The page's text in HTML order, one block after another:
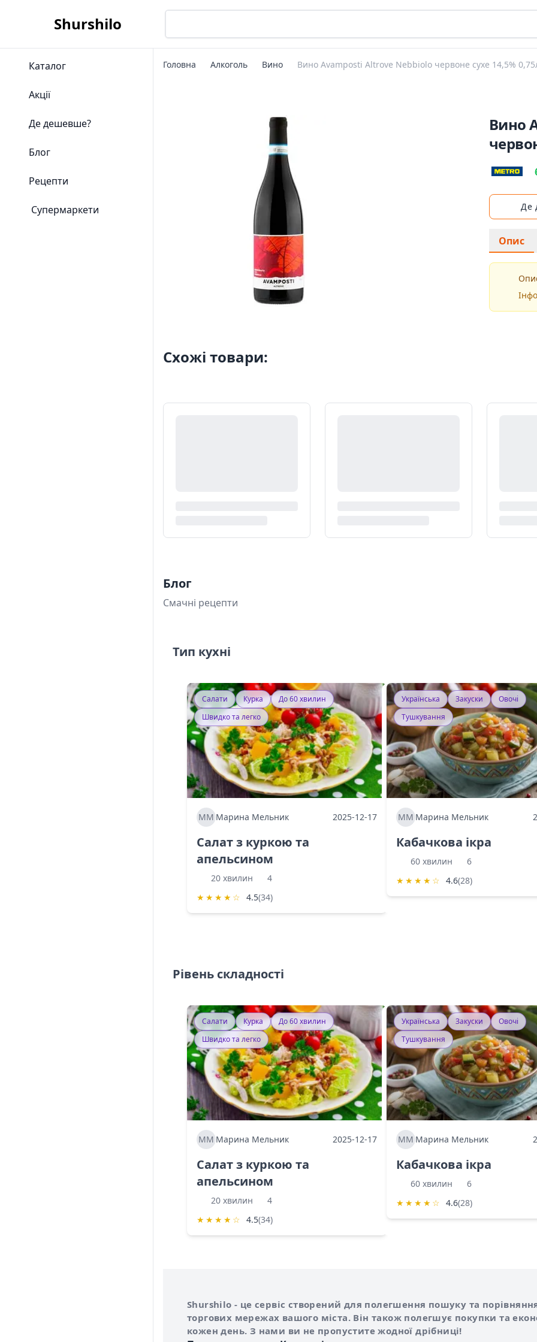
Shurshilo
Каталог
Акції
Де дешевше?
Блог
Рецепти
Супермаркети
Головна Алкоголь Вино Вино Avamposti Altrove Nebbiolo червоне сухе 14,5%
Вино
Де
Опис
Схожі товари:
Блог
Смачні рецепти
Тип кухні
Салати Курка
До 60 хвилин
Швидко та легко
ММ Марина Мельник 2025-12-17
Салат з куркою та
апельсином
20 хвилин
4
★ ★ ★ ★ ☆ 4.5(34)
Українська Закуски
Овочі
Тушкування
ММ Марина Мельник
Кабачкова ікра
60 хвилин
6
★ ★ ★ ★ ☆ 4.6(28)
Рівень складності
Салати Курка
До 60 хвилин
Швидко та легко
ММ Марина Мельник 2025-12-17
Салат з куркою та
апельсином
20 хвилин
4
★ ★ ★ ★ ☆ 4.5(34)
Українська Закуски
Овочі
Тушкування
ММ Марина Мельник
Кабачкова ікра
60 хвилин
6
★ ★ ★ ★ ☆ 4.6(28)
Про сервіс Shurshilo
Shurshilo - це сервіс створений для полегшення пошуку та
торгових мережах вашого міста. Він також полегшує покупки та
кожен день. З нами ви не пропустите жодної дрібниці!